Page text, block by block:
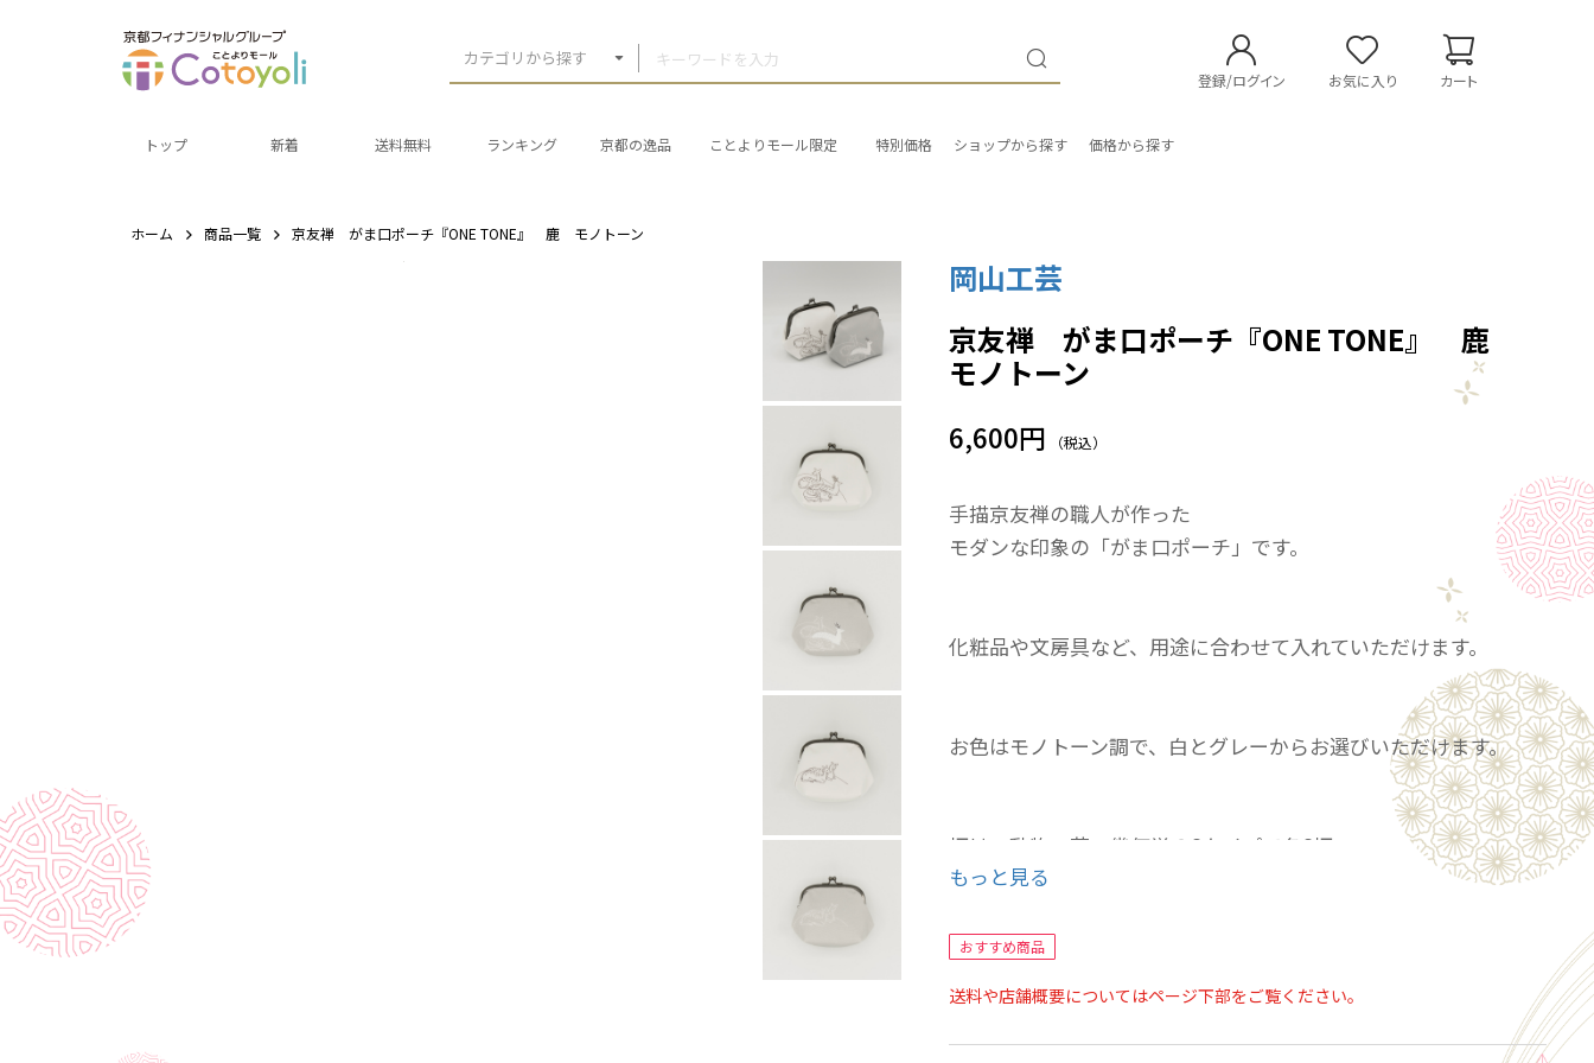
カテゴリから探す
登録/ログイン お気に入り カート
トップ 新着 送料無料 ランキング 京都の逸品 ことよりモール限定 特別価格 ショップから探す 価格から探す
ホーム 商品一覧 京友禅 がま口ポーチ『ONE TONE』 鹿 モノトーン
岡山工芸
京友禅 がま口ポーチ『ONE TONE』 鹿
モノトーン
6,600円 （税込）
手描京友禅の職人が作った
モダンな印象の「がま口ポーチ」です。
化粧品や文房具など、用途に合わせて入れていただけます。
お色はモノトーン調で、白とグレーからお選びいただけます。
柄は、動物・花・幾何学の3タイプで各3柄
全部で9柄ご用意いたしました。
「伝統の柄の良さ」をぜひ感じていただきたく
あえてモノトーン仕上げにしました。
もっと見る
おすすめ商品
送料や店舗概要についてはページ下部をご覧ください。